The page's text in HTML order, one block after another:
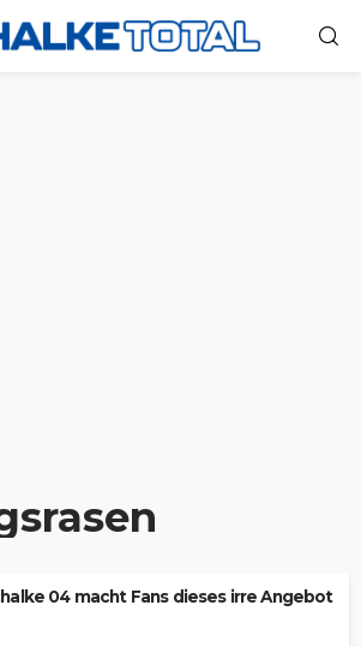
04 macht Fans dieses irre Angebot